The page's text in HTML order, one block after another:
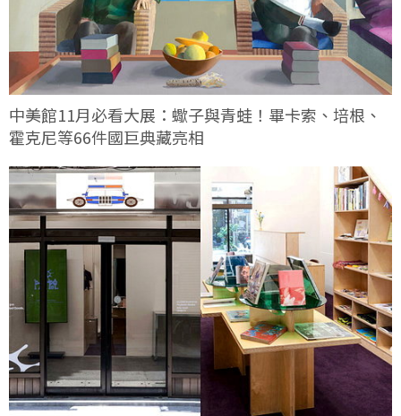
中美館11月必看大展：蠍子與青蛙！畢卡索、培根、
霍克尼等66件國巨典藏亮相